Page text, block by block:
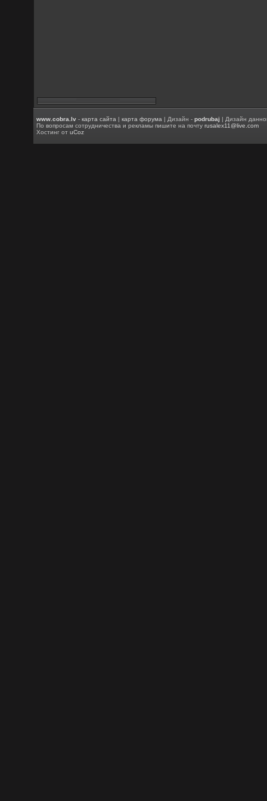
www.cobra.lv -карта сайта |карта форума | Дизайн -podrubaj | Дизайн
По вопросам сотрудничества и рекламы пишите на почтуrusalex11@live.com
Хостинг отuCoz